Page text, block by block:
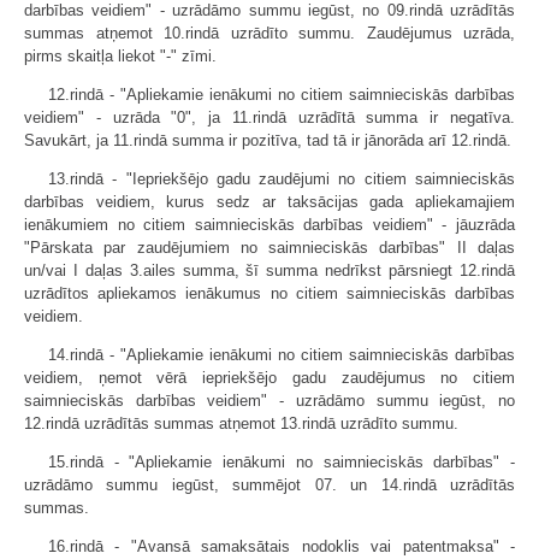
darbības veidiem" - uzrādāmo summu iegūst, no 09.rindā uzrādītās
summas atņemot 10.rindā uzrādīto summu. Zaudējumus uzrāda,
pirms skaitļa liekot "-" zīmi.
12.rindā - "Apliekamie ienākumi no citiem saimnieciskās darbības
veidiem" - uzrāda "0", ja 11.rindā uzrādītā summa ir negatīva.
Savukārt, ja 11.rindā summa ir pozitīva, tad tā ir jānorāda arī 12.rindā.
13.rindā - "Iepriekšējo gadu zaudējumi no citiem saimnieciskās
darbības veidiem, kurus sedz ar taksācijas gada apliekamajiem
ienākumiem no citiem saimnieciskās darbības veidiem" - jāuzrāda
"Pārskata par zaudējumiem no saimnieciskās darbības" II daļas
un/vai I daļas 3.ailes summa, šī summa nedrīkst pārsniegt 12.rindā
uzrādītos apliekamos ienākumus no citiem saimnieciskās darbības
veidiem.
14.rindā - "Apliekamie ienākumi no citiem saimnieciskās darbības
veidiem, ņemot vērā iepriekšējo gadu zaudējumus no citiem
saimnieciskās darbības veidiem" - uzrādāmo summu iegūst, no
12.rindā uzrādītās summas atņemot 13.rindā uzrādīto summu.
15.rindā - "Apliekamie ienākumi no saimnieciskās darbības" -
uzrādāmo summu iegūst, summējot 07. un 14.rindā uzrādītās
summas.
16.rindā - "Avansā samaksātais nodoklis vai patentmaksa" -